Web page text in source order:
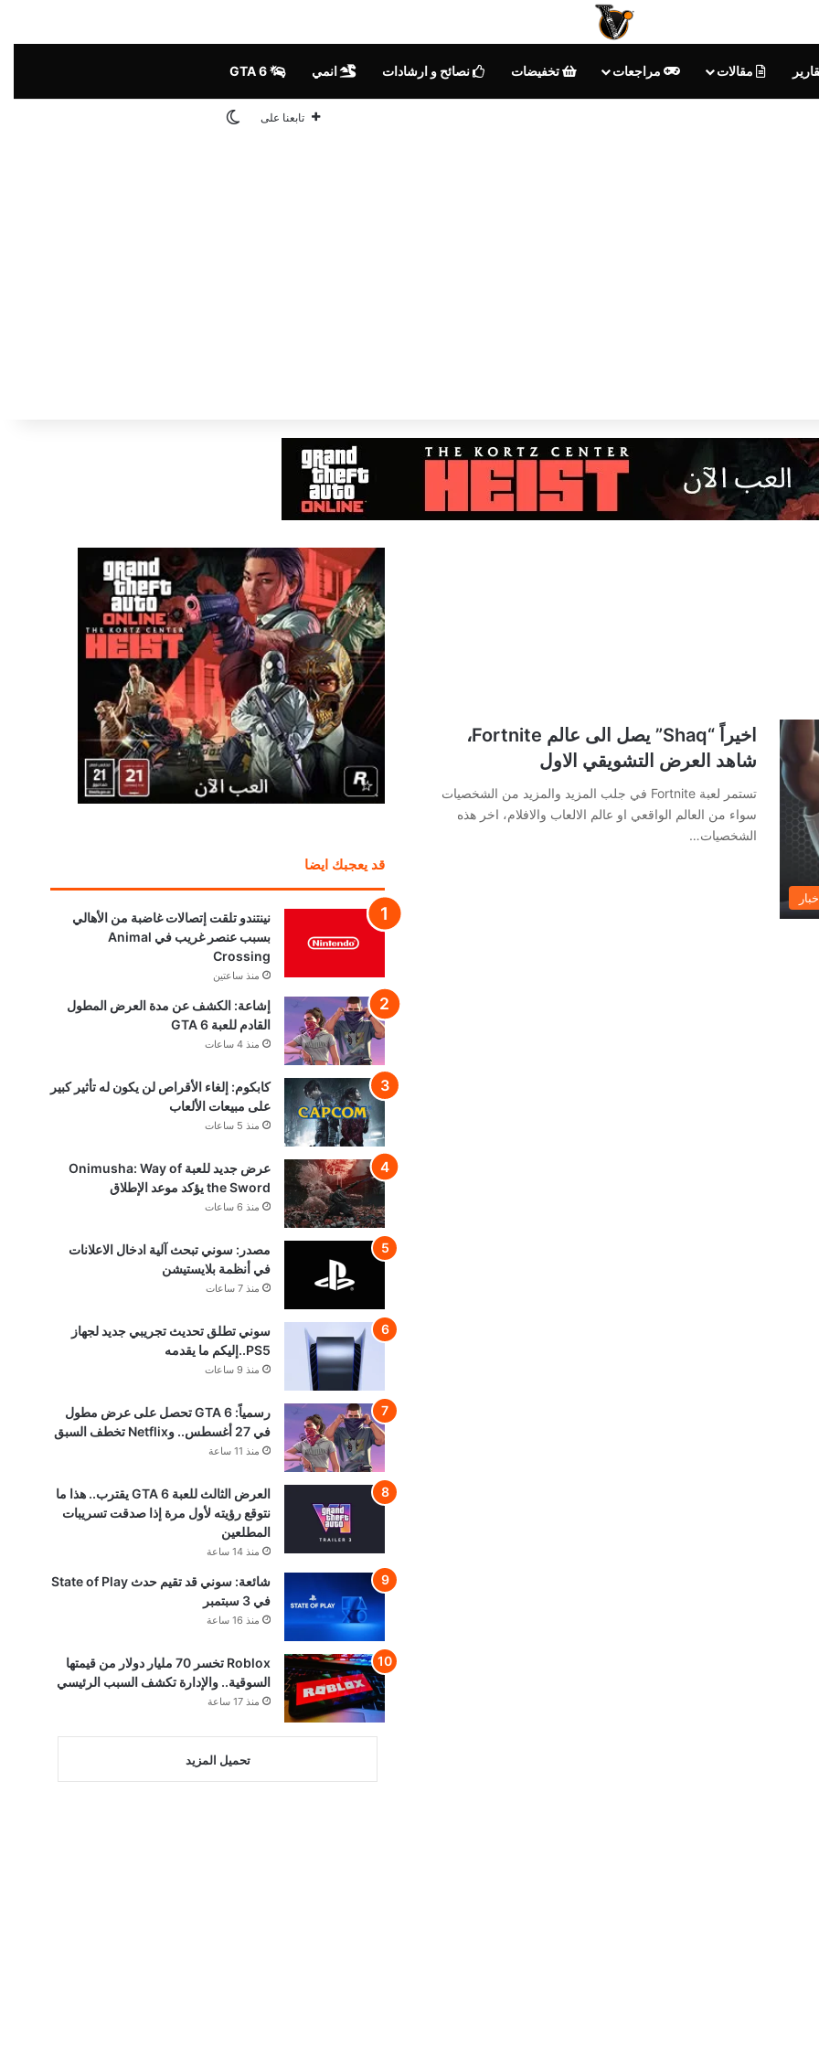
مقالات مراجعات تخفيضات نصائح و ارشادات انمي
تابعنا على الوضع المظلم
اخيراً “Shaq” يصل الى عالم Fortnite،
شاهد العرض التشويقي الاول
تستمر لعبة Fortnite في جلب المزيد والمزيد من الشخصيات
سواء من العالم الواقعي او عالم الالعاب والافلام، اخر هذه
الشخصيات…
قد يعجبك ايضا
نينتندو تلقت إتصالات غاضبة من الأهالي
بسبب عنصر غريب في Animal
Crossing
منذ ساعتين
إشاعة: الكشف عن مدة العرض المطول
القادم للعبة GTA 6
منذ 4 ساعات
كابكوم: إلغاء الأقراص لن يكون له تأثير كبير
على مبيعات الألعاب
منذ 5 ساعات
عرض جديد للعبة Onimusha: Way of
the Sword يؤكد موعد الإطلاق
منذ 6 ساعات
مصدر: سوني تبحث آلية ادخال الاعلانات
في أنظمة بلايستيشن
منذ 7 ساعات
سوني تطلق تحديث تجريبي جديد لجهاز
PS5..إليكم ما يقدمه
منذ 9 ساعات
رسمياً: GTA 6 تحصل على عرض مطول
في 27 أغسطس.. وNetflix تخطف السبق
منذ 11 ساعة
العرض الثالث للعبة GTA 6 يقترب.. هذا ما
نتوقع رؤيته لأول مرة إذا صدقت تسريبات
المطلعين
منذ 14 ساعة
شائعة: سوني قد تقيم حدث State of Play
في 3 سبتمبر
منذ 16 ساعة
Roblox تخسر 70 مليار دولار من قيمتها
السوقية.. والإدارة تكشف السبب الرئيسي
منذ 17 ساعة
تحميل المزيد